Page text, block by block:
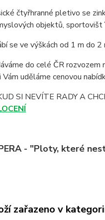
čtyřhranné pletivo se
objektů,
se ve výškách od 1 m do
do celé ČR
Vám uděláme cenovou
SI NEVÍTE RADY A
- "Ploty, které
zařazeno v